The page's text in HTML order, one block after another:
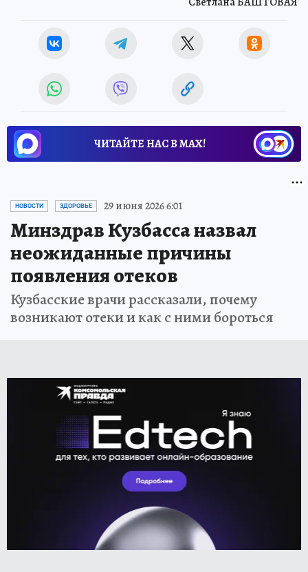
ЧИТАЙТЕ НАС В МАХ!
НОВОСТИ ЗДОРОВЬЕ 29 июня 2026 6:01
Минздрав Кузбасса назвал
неожиданные причины
появления отеков
Кузбасские врачи рассказали, почему
возникают отеки и как с ними бороться